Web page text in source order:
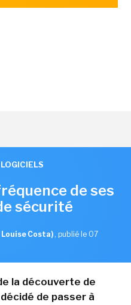
LOGICIELS
de ses
sécurité
Costa) , publié le 07
la découverte de
de passer à